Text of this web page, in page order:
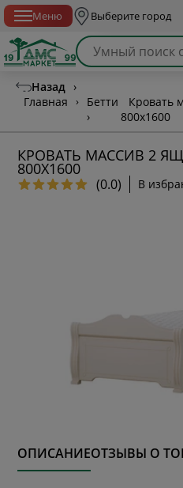
Меню Выберите город
Назад ›
Главная
›
Бетти
›
Кровать
800х1600
КРОВАТЬ МАССИВ 2
800Х1600
(0.0) В
ОПИСАНИЕОТЗЫВЫ О